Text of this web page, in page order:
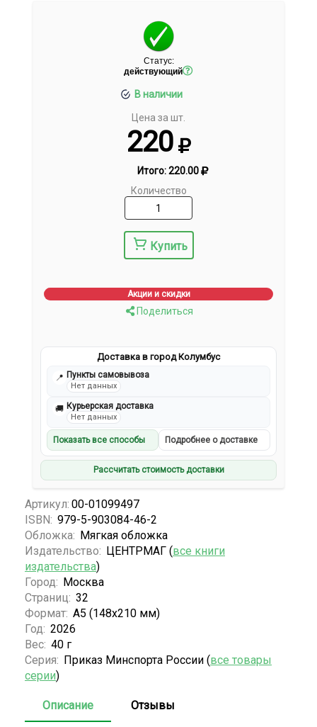
Статус:
действующий
В наличии
Цена за шт.
220
Итого:220.00
Количество
Купить
Акции и скидки
Поделиться
Доставка в город Колумбус
📍 Пункты самовывоза
Нет данных
🚚 Курьерская доставка
Нет данных
Показать все способы Подробнее о доставке
Рассчитать стоимость доставки
Артикул: 00-01099497
ISBN: 979-5-903084-46-2
Обложка: Мягкая обложка
Издательство: ЦЕНТРМАГ (все книги
издательства)
Город: Москва
Страниц: 32
Формат: А5 (148x210 мм)
Год: 2026
Вес: 40 г
Серия: Приказ Минспорта России (все товары
серии)
Описание Отзывы